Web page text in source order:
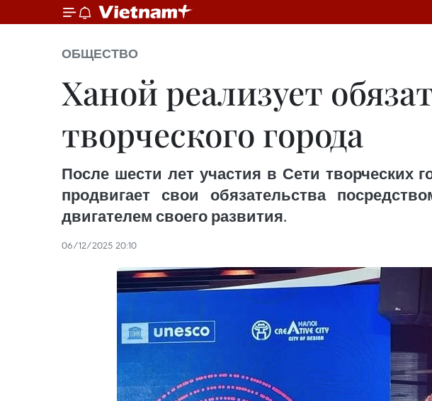
ОБЩЕСТВО
Ханой реализует
творческого города
После шести лет участия в Сети творческих
продвигает свои обязательства
двигателем своего развития.
06/12/2025 20:10